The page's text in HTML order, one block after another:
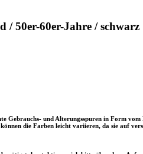
/ 50er-60er-Jahre / schwarz
und Alterungsspuren in Form
die Farben leicht variieren, da sie auf